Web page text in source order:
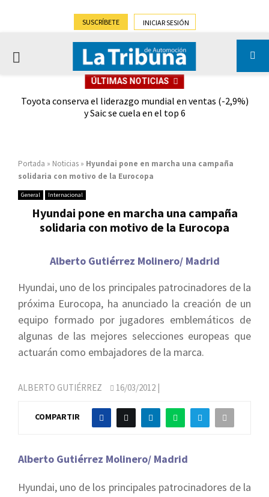
SUSCRÍBETE INICIAR SESIÓN
PRIMARY
ÚLTIMAS NOTICIAS
Toyota conserva el liderazgo mundial en ventas (-2,9%)
y Saic se cuela en el top 6
Portada » Noticias » Hyundai pone en marcha una campaña
solidaria con motivo de la Eurocopa
General Internacional
Hyundai pone en marcha una campaña
solidaria con motivo de la Eurocopa
Alberto Gutiérrez Molinero/ Madrid
Hyundai, uno de los principales patrocinadores de la
próxima Eurocopa, ha anunciado la creación de un
equipo formado por jugadores emblemáticos de
algunas de las mejores selecciones europeas que
actuarán como embajadores de la marca.
ALBERTO GUTIÉRREZ 16/03/2012 |
COMPARTIR
Alberto Gutiérrez Molinero/ Madrid
Hyundai, uno de los principales patrocinadores de la